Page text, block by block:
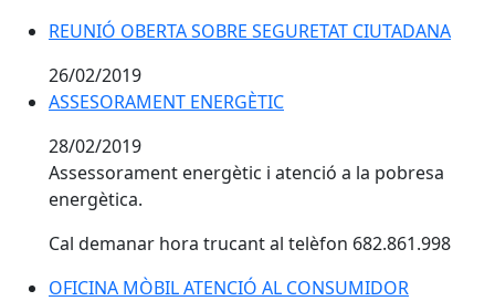
REUNIÓ OBERTA SOBRE SEGURETAT CIUTADANA
26/02/2019
ASSESORAMENT ENERGÈTIC
ASSESORAMENT ENERGÈTIC
28/02/2019
Assessorament energètic i atenció a la pobresa
energètica.
Cal demanar hora trucant al telèfon 682.861.998
OFICINA MÒBIL ATENCIÓ AL CONSUMIDOR
OFICINA MÒBIL ATENCIÓ AL CONSUMIDOR